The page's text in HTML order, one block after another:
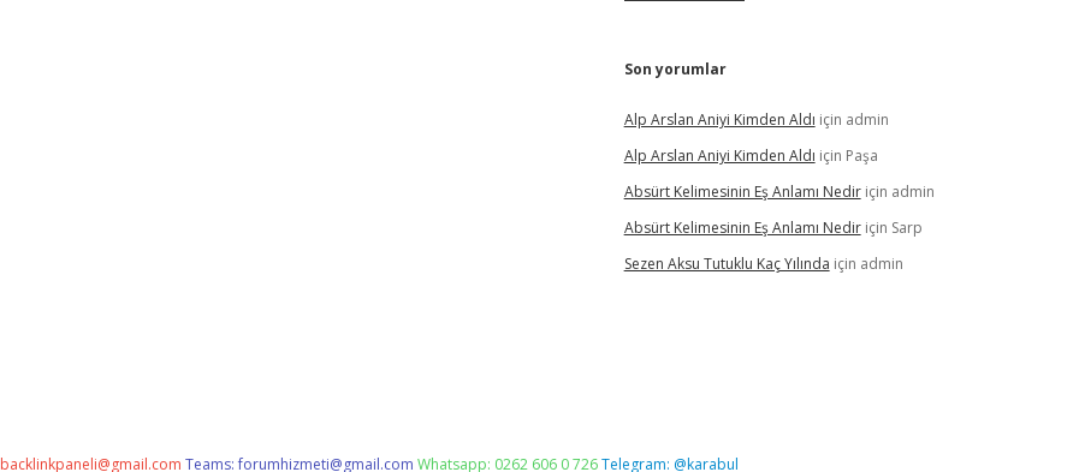
Son yorumlar
Alp Arslan Aniyi Kimden Aldı için admin
Alp Arslan Aniyi Kimden Aldı için Paşa
Absürt Kelimesinin Eş Anlamı Nediriçin admin
Absürt Kelimesinin Eş Anlamı Nediriçin Sarp
Sezen Aksu Tutuklu Kaç Yılında için admin
backlinkpaneli@gmail.com Teams:forumhizmeti@gmail.com Whatsapp: 0262 606 0 726Telegram: @karabul